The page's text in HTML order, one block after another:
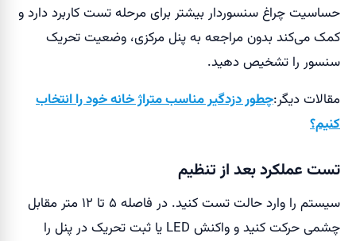
حساسیت چراغ سنسوردار بیشتر برای مرحله تست کاربرد دارد و
کمک می‌کند بدون مراجعه به پنل مرکزی، وضعیت تحریک
سنسور را تشخیص دهید.
مقالات دیگر:چطور دزدگیر مناسب متراژ خانه خود را انتخاب
کنیم؟
تست عملکرد بعد از تنظیم
سیستم را وارد حالت تست کنید. در فاصله ۵ تا ۱۲ متر مقابل
چشمی حرکت کنید و واکنش LED یا ثبت تحریک در پنل را